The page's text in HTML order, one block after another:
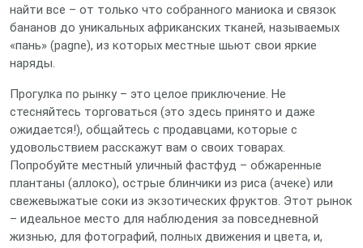
найти все – от только что собранного маниока и связок
бананов до уникальных африканских тканей, называемых
«пань» (pagne), из которых местные шьют свои яркие
наряды.
Прогулка по рынку – это целое приключение. Не
стесняйтесь торговаться (это здесь принято и даже
ожидается!), общайтесь с продавцами, которые с
удовольствием расскажут вам о своих товарах.
Попробуйте местный уличный фастфуд – обжаренные
плантаны (аллоко), острые блинчики из риса (ачеке) или
свежевыжатые соки из экзотических фруктов. Этот рынок
– идеальное место для наблюдения за повседневной
жизнью, для фотографий, полных движения и цвета, и,